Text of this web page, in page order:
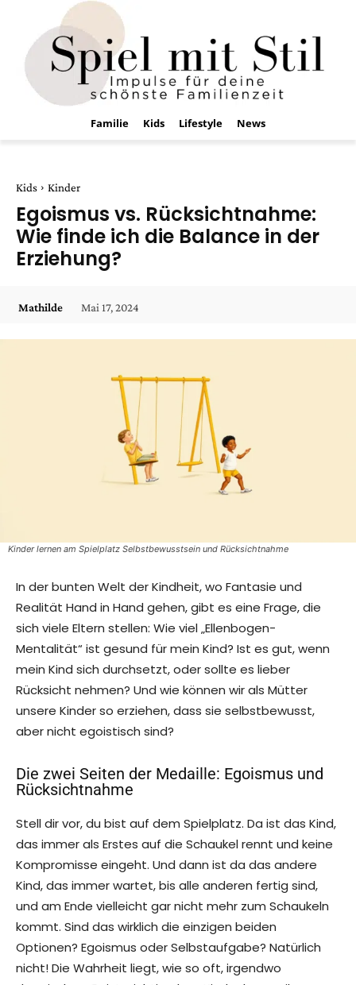
Familie Kids Lifestyle News
Kids Kinder
Egoismus vs. Rücksichtnahme:
Wie finde ich die Balance in der
Erziehung?
Mathilde Mai 17, 2024
Kinder lernen am Spielplatz Selbstbewusstsein und Rücksichtnahme
In der bunten Welt der Kindheit, wo Fantasie und
Realität Hand in Hand gehen, gibt es eine Frage, die
sich viele Eltern stellen: Wie viel „Ellenbogen-
Mentalität“ ist gesund für mein Kind? Ist es gut, wenn
mein Kind sich durchsetzt, oder sollte es lieber
Rücksicht nehmen? Und wie können wir als Mütter
unsere Kinder so erziehen, dass sie selbstbewusst,
aber nicht egoistisch sind?
Die zwei Seiten der Medaille: Egoismus und
Rücksichtnahme
Stell dir vor, du bist auf dem Spielplatz. Da ist das Kind,
das immer als Erstes auf die Schaukel rennt und keine
Kompromisse eingeht. Und dann ist da das andere
Kind, das immer wartet, bis alle anderen fertig sind,
und am Ende vielleicht gar nicht mehr zum Schaukeln
kommt. Sind das wirklich die einzigen beiden
Optionen? Egoismus oder Selbstaufgabe? Natürlich
nicht! Die Wahrheit liegt, wie so oft, irgendwo